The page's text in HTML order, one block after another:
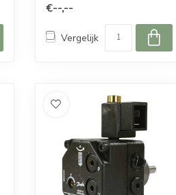
€--,--
Vergelijk